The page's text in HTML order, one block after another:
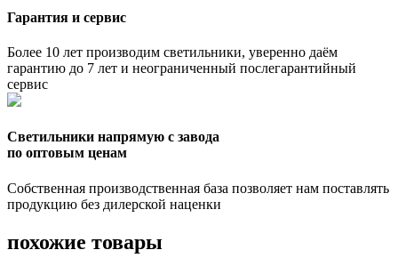
Гарантия и сервис
Более 10 лет производим светильники, уверенно даём
гарантию до 7 лет и неограниченный послегарантийный
сервис
Светильники напрямую с завода
по оптовым ценам
Собственная производственная база позволяет нам поставлять
продукцию без дилерской наценки
похожие товары